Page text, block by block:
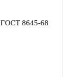
ГОСТ 8645-68